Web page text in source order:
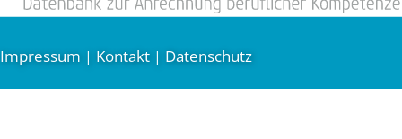
Impressum | Kontakt | Datenschutz